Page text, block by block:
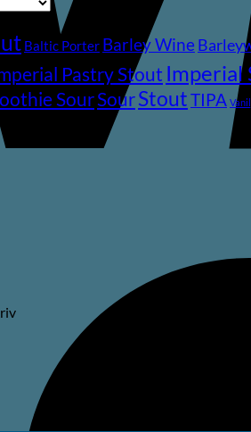
Baltic Porter Barley Wine
Pastry Stout Imperial
SourSourStoutTIPA